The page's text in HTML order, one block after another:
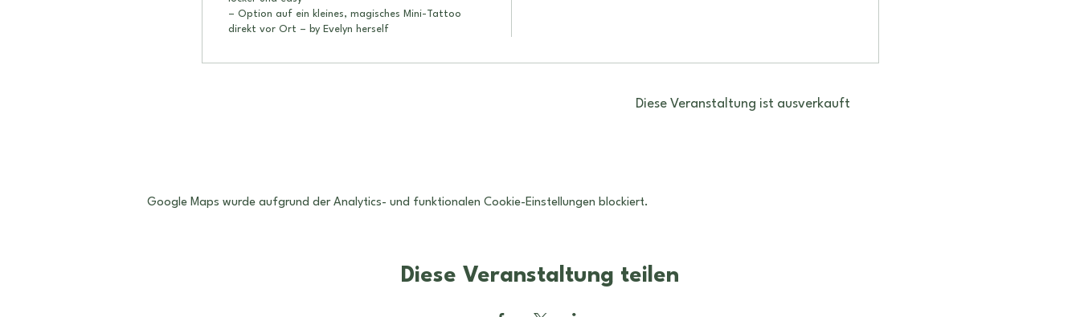
– Option auf ein kleines, magisches Mini-Tattoo
direkt vor Ort – by Evelyn herself
Diese Veranstaltung ist ausverkauft
Google Maps wurde aufgrund der Analytics- und funktionalen Cookie-Einstellungen blockiert.
Diese Veranstaltung teilen